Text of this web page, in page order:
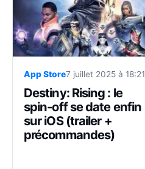
App Store7 juillet 2025 à 18:21
Destiny: Rising : le
spin-off se date enfin
sur iOS (trailer +
précommandes)